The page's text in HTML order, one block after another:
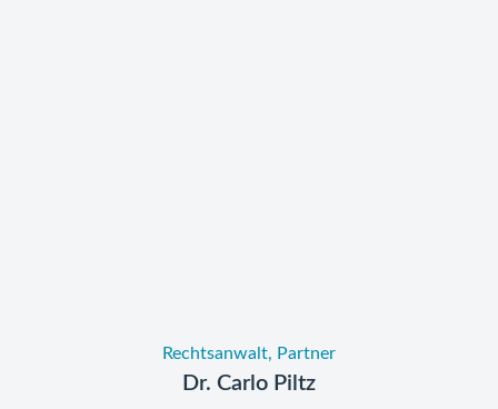
Rechtsanwalt, Partner
Dr. Carlo Piltz